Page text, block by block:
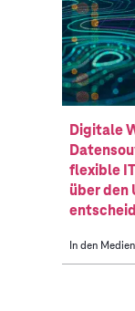
Digitale
flexible
über den
In den Medien